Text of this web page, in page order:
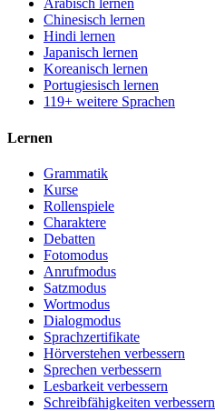
Arabisch lernen
Chinesisch lernen
Hindi lernen
Japanisch lernen
Koreanisch lernen
Portugiesisch lernen
119+ weitere Sprachen
Lernen
Grammatik
Kurse
Rollenspiele
Charaktere
Debatten
Fotomodus
Anrufmodus
Satzmodus
Wortmodus
Dialogmodus
Sprachzertifikate
Hörverstehen verbessern
Sprechen verbessern
Lesbarkeit verbessern
Schreibfähigkeiten verbessern